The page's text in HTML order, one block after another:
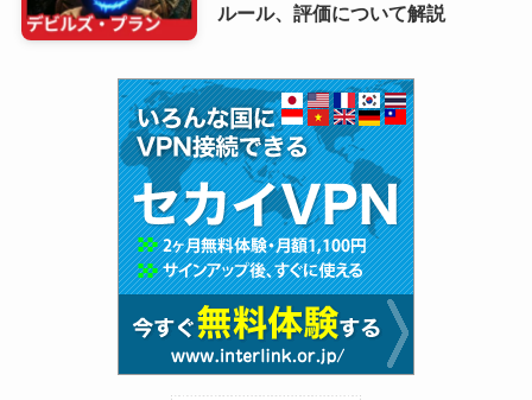
ルール、評価について解説